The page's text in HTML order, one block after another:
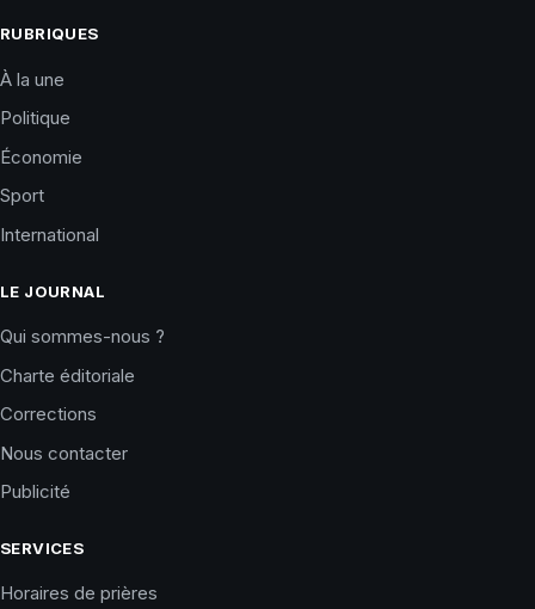
RUBRIQUES
À la une
Politique
Économie
Sport
International
LE JOURNAL
Qui sommes-nous ?
Charte éditoriale
Corrections
Nous contacter
Publicité
SERVICES
Horaires de prières